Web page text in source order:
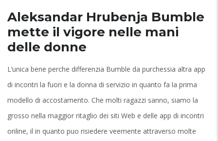
Aleksandar Hrubenja Bumble
mette il vigore nelle mani
delle donne
L’unica bene perche differenzia Bumble da purchessia altra app
di incontri la fuori e la donna di servizio in quanto fa la prima
modello di accostamento. Che molti ragazzi sanno, siamo la
grosso nella maggior ritaglio dei siti Web e delle app di incontri
online, il in quanto puo risiedere veemente attraverso molte